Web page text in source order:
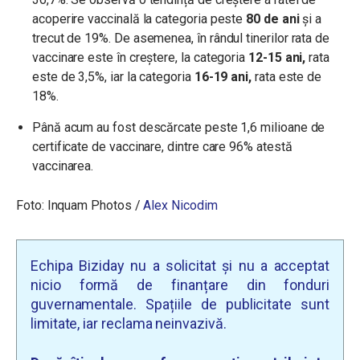
acoperire vaccinală la categoria peste 80 de aniși a
trecut de 19%. De asemenea, în rândul tinerilor rata de
vaccinare este în creștere, la categoria 12-15 ani, rata
este de 3,5%, iar la categoria 16-19 ani, rata este de
18%.
Până acum au fost descărcate peste 1,6 milioane de
certificate de vaccinare, dintre care 96% atestă
vaccinarea.
Foto: Inquam Photos /Alex Nicodim
Echipa Biziday nu a solicitat și nu a acceptat
nicio formă de finanțare din fonduri
guvernamentale. Spațiile de publicitate sunt
limitate, iar reclama neinvazivă.